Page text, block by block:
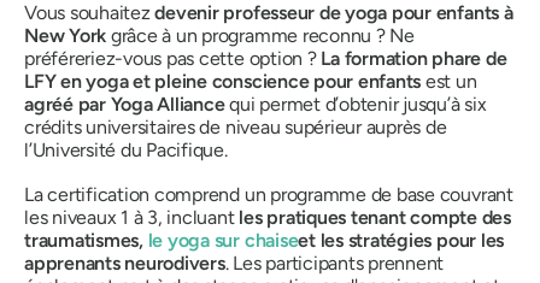
Vous souhaitezdevenir professeur de yoga pour enfants à
New York grâce à un programme reconnu ? Ne
préféreriez-vous pas cette option ? La formation phare de
LFY en yoga et pleine conscience pour enfants est un
agréé par Yoga Alliancequi permet d’obtenir jusqu’à six
crédits universitaires de niveau supérieur auprès de
l’Université du Pacifique.
La certification comprend un programme de base couvrant
les niveaux 1 à 3, incluant les pratiques tenant compte des
traumatismes, le yoga sur chaiseet les stratégies pour les
apprenants neurodivers. Les participants prennent